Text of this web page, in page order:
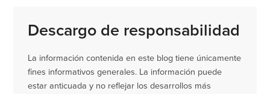
Descargo de responsabilidad
La información contenida en este blog tiene únicamente
fines informativos generales. La información puede
estar anticuada y no reflejar los desarrollos más